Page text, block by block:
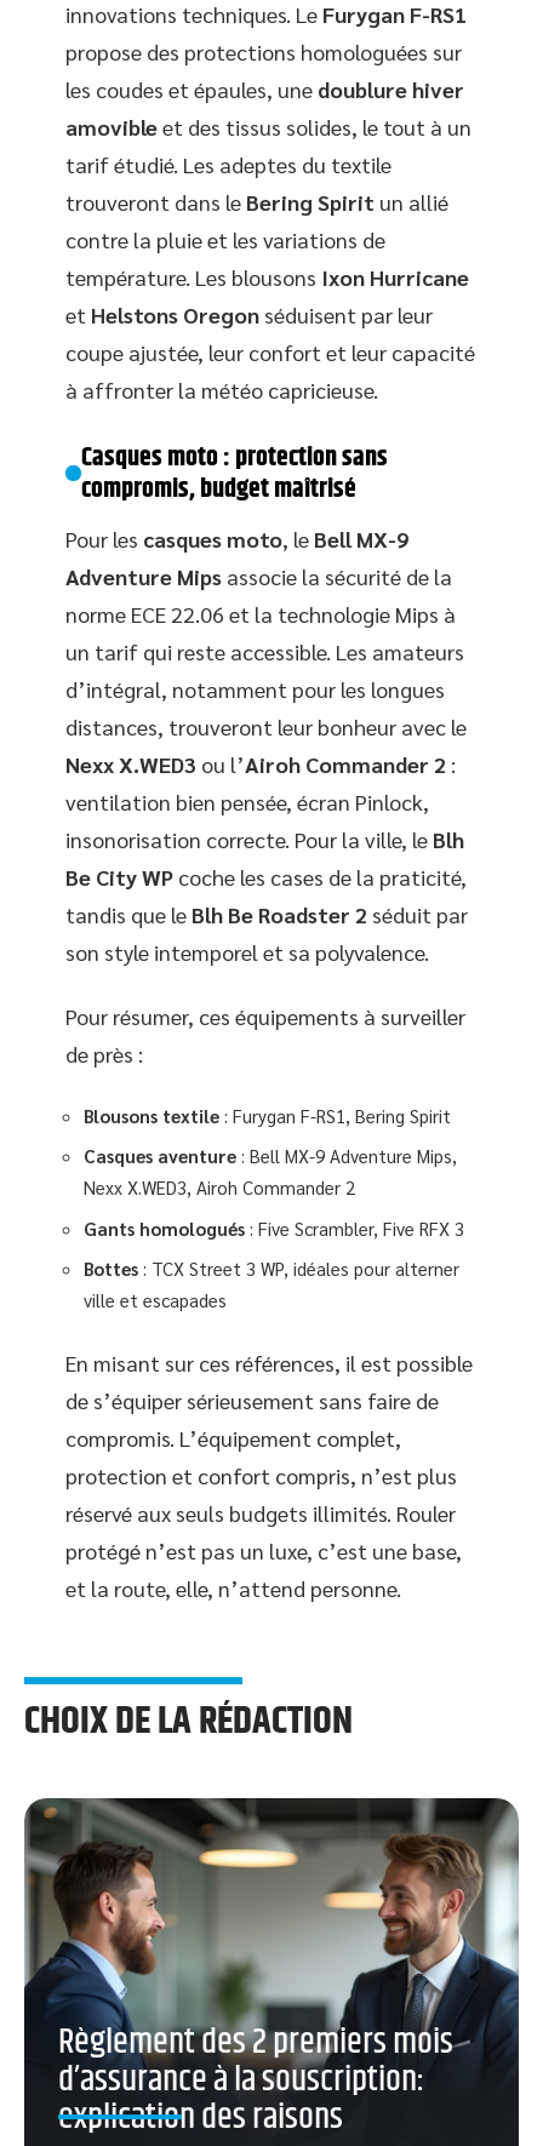
innovations techniques. Le Furygan F-RS1
propose des protections homologuées sur
les coudes et épaules, une doublure hiver
amovibleet des tissus solides, le tout à un
tarif étudié. Les adeptes du textile
trouveront dans le Bering Spirit un allié
contre la pluie et les variations de
température. Les blousons Ixon Hurricane
et Helstons Oregon séduisent par leur
coupe ajustée, leur confort et leur capacité
à affronter la météo capricieuse.
Casques moto : protection sans
compromis, budget maîtrisé
Pour les casques moto, le Bell MX-9
Adventure Mips associe la sécurité de la
norme ECE 22.06 et la technologie Mips à
un tarif qui reste accessible. Les amateurs
d’intégral, notamment pour les longues
distances, trouveront leur bonheur avec le
Nexx X.WED3 ou l’Airoh Commander 2 :
ventilation bien pensée, écran Pinlock,
insonorisation correcte. Pour la ville, le Blh
Be City WP coche les cases de la praticité,
tandis que le Blh Be Roadster 2 séduit par
son style intemporel et sa polyvalence.
Pour résumer, ces équipements à surveiller
de près :
Blousons textile : Furygan F-RS1, Bering Spirit
Casques aventure : Bell MX-9 Adventure Mips,
Nexx X.WED3, Airoh Commander 2
Gants homologués : Five Scrambler, Five RFX 3
Bottes : TCX Street 3 WP, idéales pour alterner
ville et escapades
En misant sur ces références, il est possible
de s’équiper sérieusement sans faire de
compromis. L’équipement complet,
protection et confort compris, n’est plus
réservé aux seuls budgets illimités. Rouler
protégé n’est pas un luxe, c’est une base,
et la route, elle, n’attend personne.
CHOIX DE LA RÉDACTION
Règlement des 2 premiers mois
d’assurance à la souscription:
explication des raisons